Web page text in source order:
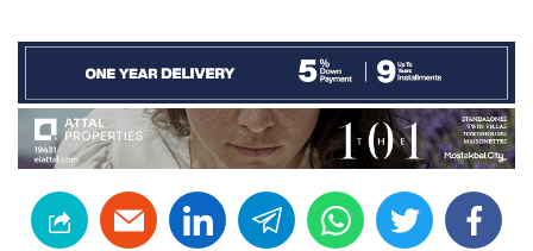
facebook
twitter
whats
telegram
linkedin